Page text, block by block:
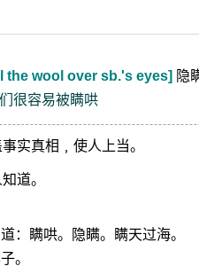
wool over sb.'s eyes] 隐
很容易被瞒哄
实真相﹐使人上当。
道。
：瞒哄。隐瞒。瞒天过海。
。